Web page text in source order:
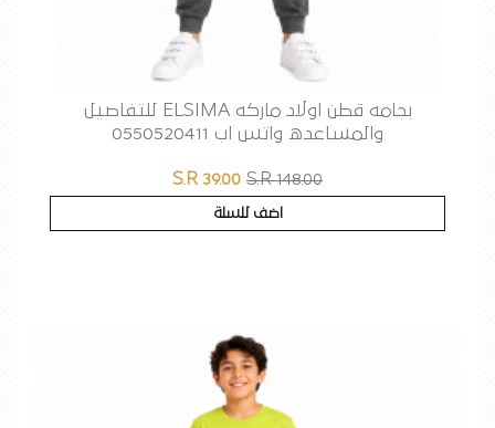
بجامه قطن اولاد ماركه ELSIMA للتفاصيل
والمساعده واتس اب 0550520411
S.R 39.00 S.R 148.00
اضف للسلة